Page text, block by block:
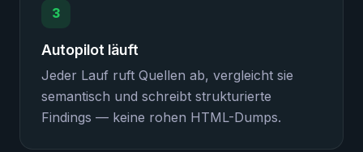
3
Autopilot läuft
Jeder Lauf ruft Quellen ab, vergleicht sie
semantisch und schreibt strukturierte
Findings — keine rohen HTML-Dumps.